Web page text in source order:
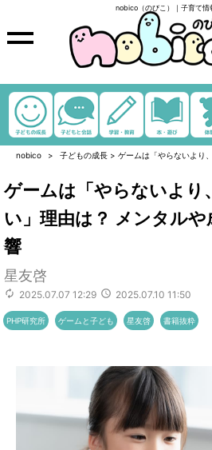
nobico（のびこ）｜子育て情
nobico 子どもの成長 > ゲームは「やらないより
ゲームは「やらないより
い」理由は？ メンタル
響
星友啓
2025.07.07 12:29 2025.07.10 11:50
PHP研究所 ゲームと子ども 星友啓 書籍抜粋